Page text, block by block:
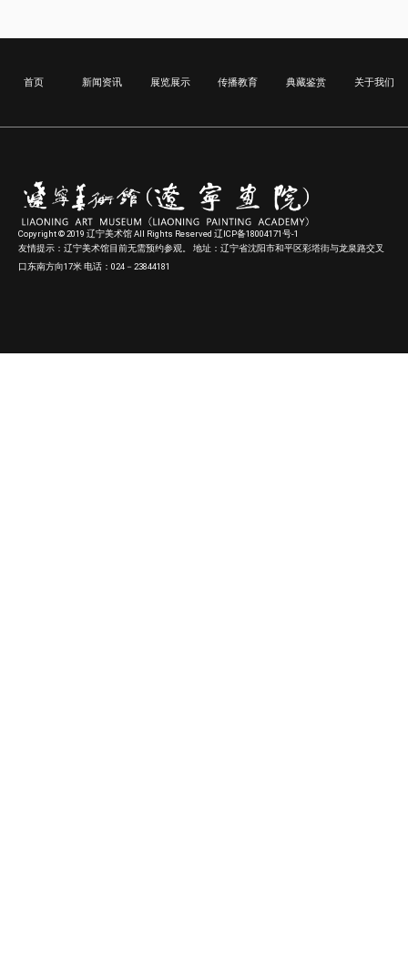
首页 新闻资讯 展览展示 传播教育 典藏鉴赏 关于我们
Copyright © 2019 辽宁美术馆 All Rights Reserved 辽ICP备18004171号-1
友情提示：辽宁美术馆目前无需预约参观。 地址：辽宁省沈阳市和平区彩塔街与龙泉路交叉
口东南方向17米 电话：024－23844181